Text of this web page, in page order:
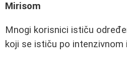
Mirisom
Mnogi korisnici ističu
koji se ističu po